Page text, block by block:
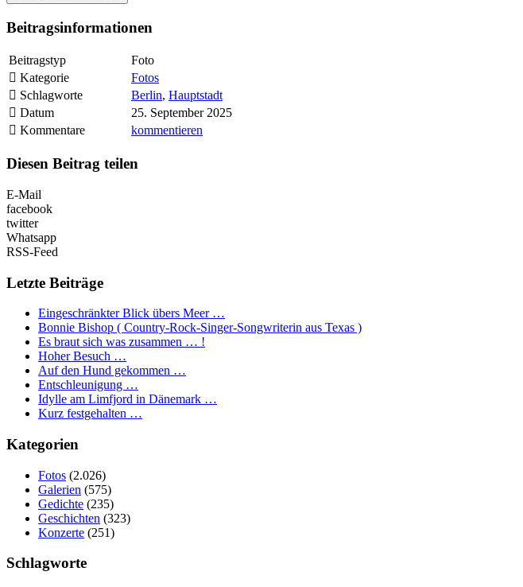
Beitragsinformationen
Beitragstyp
Foto
Kategorie
Fotos
Schlagworte
Berlin, Hauptstadt
Datum
25. September 2025
Kommentare
kommentieren
Diesen Beitrag teilen
E-Mail
facebook
twitter
Whatsapp
RSS-Feed
Letzte Beiträge
Eingeschränkter Blick übers Meer …
Bonnie Bishop ( Country-Rock-Singer-Songwriterin aus Texas )
Es braut sich was zusammen … !
Hoher Besuch …
Auf den Hund gekommen …
Entschleunigung …
Idylle am Limfjord in Dänemark …
Kurz festgehalten …
Kategorien
Fotos (2.026)
Galerien (575)
Gedichte (235)
Geschichten (323)
Konzerte (251)
Schlagworte